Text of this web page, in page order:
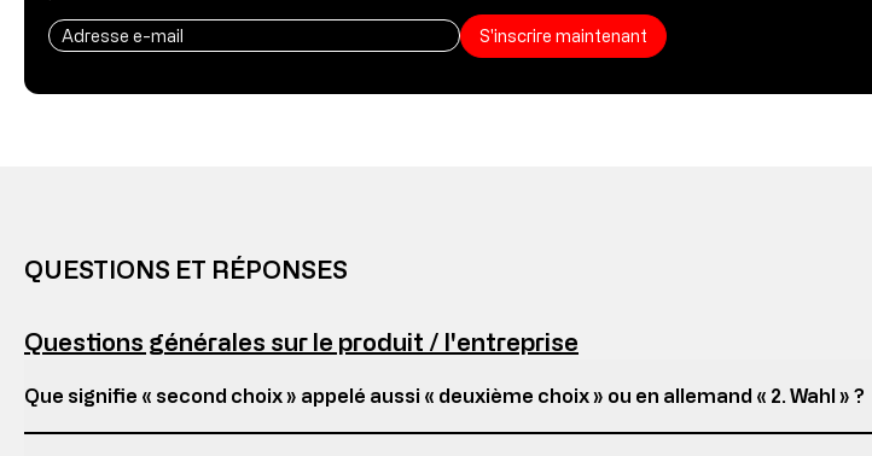
S'inscrire maintenant
QUESTIONS ET RÉPONSES
Questions générales sur le produit / l'entreprise
Que signifie « second choix » appelé aussi « deuxième choix » ou en allemand « 2. Wahl » ?